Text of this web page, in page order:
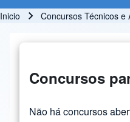
Inicio Concursos Técnicos e
Concursos
Não há concursos